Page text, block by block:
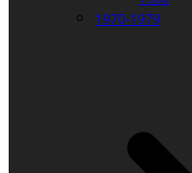
1970-1979